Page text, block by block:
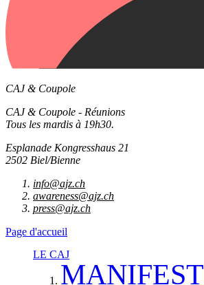
CAJ & Coupole
CAJ & Coupole - Réunions
Tous les mardis à 19h30.
Esplanade Kongresshaus 21
2502 Biel/Bienne
info@ajz.ch
awareness@ajz.ch
press@ajz.ch
Page d'accueil
LE CAJ